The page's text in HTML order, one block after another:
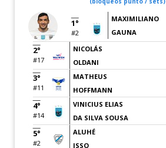
1°
#2
MAXIMILIANO
GAUNA
2°
#17
NICOLÁS
OLDANI
3°
#11
MATHEUS
HOFFMANN
4°
#14
VINICIUS ELIAS
DA SILVA SOUSA
5°
#2
ALUHÉ
ISSO